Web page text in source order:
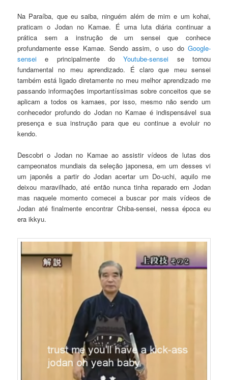
Na Paraíba, que eu saiba, ninguém além de mim e um kohai,
praticam o Jodan no Kamae. É uma luta diária continuar a
prática sem a instrução de um sensei que conhece
profundamente esse Kamae. Sendo assim, o uso do Google-
sensei e principalmente do Youtube-sensei se tornou
fundamental no meu aprendizado. É claro que meu sensei
também está ligado diretamente no meu melhor aprendizado me
passando informações importantíssimas sobre conceitos que se
aplicam a todos os kamaes, por isso, mesmo não sendo um
conhecedor profundo do Jodan no Kamae é indispensável sua
presença e sua instrução para que eu continue a evoluir no
kendo.
Descobri o Jodan no Kamae ao assistir vídeos de lutas dos
campeonatos mundiais da seleção japonesa, em um desses vi
um japonês a partir do Jodan acertar um Do-uchi, aquilo me
deixou maravilhado, até então nunca tinha reparado em Jodan
mas naquele momento comecei a buscar por mais vídeos de
Jodan até finalmente encontrar Chiba-sensei, nessa época eu
era ikkyu.